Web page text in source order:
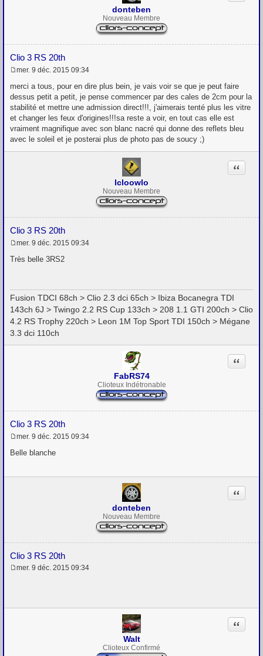
donteben
Nouveau Membre
Clio 3 RS 20th
e
s
a
g
e
mer. 9 déc. 2015 09:34
merci a tous, pour en dire plus bein, je vais voir se que je peut faire
dessus petit a petit, je pense commencer par des cales de 2cm pour la
stabilité et mettre une admission direct!!!, j'aimerais tenté plus les vitre
et changer les feux d'origines!!!sa reste a voir, en tout cas elle est
vraiment magnifique avec son blanc nacré qui donne des reflets bleu
avec le soleil et je posterai plus de photo pas de soucy ;)
lcloowlo
Nouveau Membre
Clio 3 RS 20th
Citation
e
g
e
mer. 9 déc. 2015 09:34
Très belle 3RS2
Fusion TDCI 68ch > Clio 2.3 dci 65ch > Ibiza Bocanegra TDI
143ch 6J > Twingo 2.2 RS Cup 133ch > 208 1.1 GTI 200ch > Clio
4.2 RS Trophy 220ch > Leon 1M Top Sport TDI 150ch > Mégane
3.3 dci 110ch
FabRS74
Clioteux Indétronable
Clio 3 RS 20th
Citation
e
a
mer. 9 déc. 2015 09:34
Belle blanche
donteben
Nouveau Membre
Clio 3 RS 20th
Citation
a
mer. 9 déc. 2015 09:34
Walt
Clioteux Confirmé
Citation